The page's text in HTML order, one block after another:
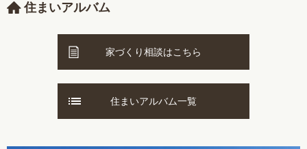
住まいアルバム
家づくり相談はこちら
住まいアルバム一覧